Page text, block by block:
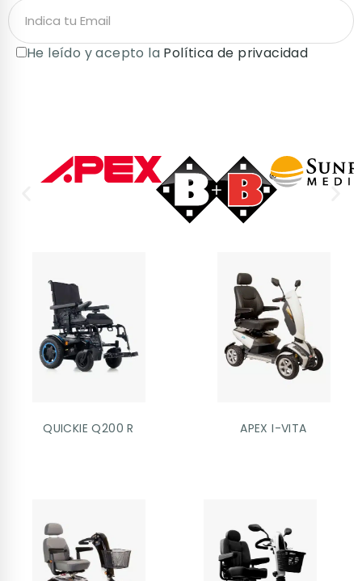
He leído y acepto la Política de privacidad
QUICKIE Q200 R APEX I-VITA